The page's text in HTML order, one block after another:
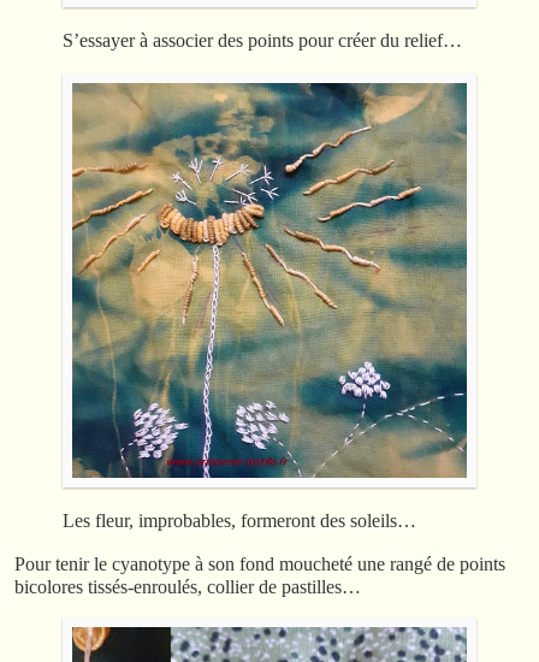
S’essayer à associer des points pour créer du relief…
Les fleur, improbables, formeront des soleils…
Pour tenir le cyanotype à son fond moucheté une rangé de points
bicolores tissés-enroulés, collier de pastilles…